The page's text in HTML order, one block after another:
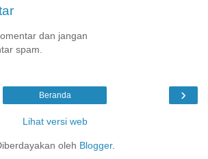
dan jangan
spam.
›
Beranda
Lihat versi web
oleh Blogger.